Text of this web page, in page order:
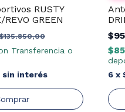
RUSTY
GREEN
$135.850,00
Transferencia o
sin interés
6 x